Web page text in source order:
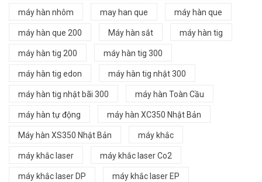
máy hàn nhôm may han que máy hàn que
máy hàn que 200 Máy hàn sắt máy hàn tig
máy hàn tig 200 máy hàn tig 300
máy hàn tig edon máy hàn tig nhật 300
máy hàn tig nhật bãi 300 máy hàn Toàn Cầu
máy hàn tự động máy hàn XC350 Nhật Bản
Máy hàn XS350 Nhật Bản máy khắc
máy khắc laser máy khắc laser Co2
máy khắc laser DP máy khắc laser EP